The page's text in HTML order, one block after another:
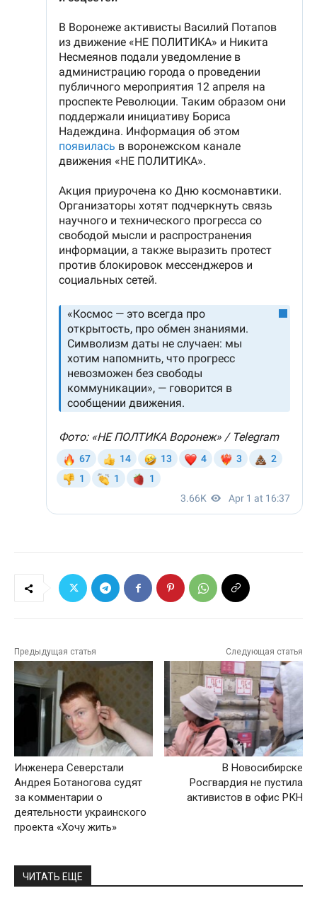
Предыдущая статья
Инженера Северстали
Андрея Ботаногова судят
за комментарии о
деятельности украинского
проекта «Хочу жить»
Следующая статья
В Новосибирске
Росгвардия не пустила
активистов в офис РКН
ЧИТАТЬ ЕЩЕ